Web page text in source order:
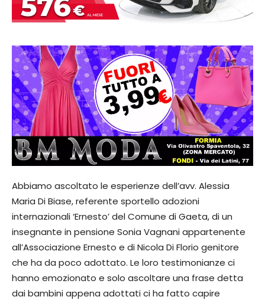
Abbiamo ascoltato le esperienze dell’avv. Alessia
Maria Di Biase, referente sportello adozioni
internazionali ‘Ernesto’ del Comune di Gaeta, di un
insegnante in pensione Sonia Vagnani appartenente
all’Associazione Ernesto e di Nicola Di Florio genitore
che ha da poco adottato. Le loro testimonianze ci
hanno emozionato e solo ascoltare una frase detta
dai bambini appena adottati ci ha fatto capire